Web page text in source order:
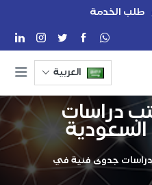
طلب الخدمة
العربية
دراسات
جدوى فنية في